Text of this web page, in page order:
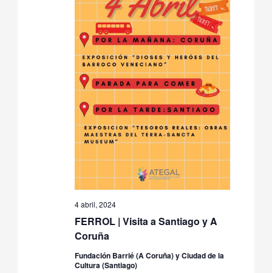
FERROL | Visita a Santiago y A
Coruña
4 abril, 2024
Fundación Barrié (A Coruña) y Ciudad de la
Cultura (Santiago)